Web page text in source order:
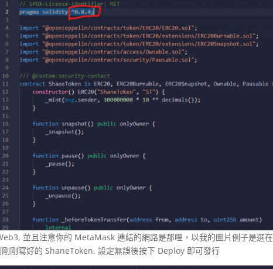
並且注意你的 MetaMask 連結的網路是那哩，以我的圖片例子是選在
剛寫好的 ShaneToken, 設定無誤後按下 Deploy 即可發行